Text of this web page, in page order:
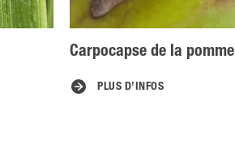
Carpocapse de la pomme
PLUS D’INFOS